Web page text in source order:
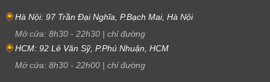
Hà Nội: 97 Trần Đại Nghĩa, P.Bạch Mai, Hà Nội
Mở cửa: 8h30 - 22h30 | chỉ đường
HCM: 92 Lê Văn Sỹ, P.Phú Nhuận, HCM
Mở cửa: 8h30 - 22h00 | chỉ đường